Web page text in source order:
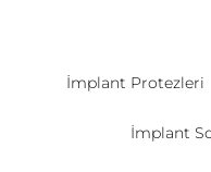
İmplant Protezleri
İmplant